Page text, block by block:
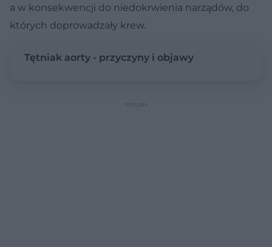
a w konsekwencji do niedokrwienia narządów, do
których doprowadzały krew.
Tętniak aorty - przyczyny i objawy